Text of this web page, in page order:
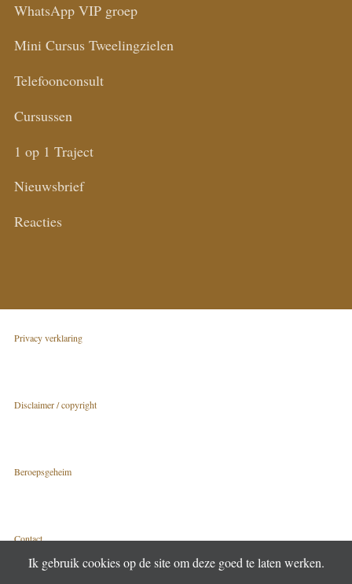
WhatsApp VIP groep
Mini Cursus Tweelingzielen
Telefoonconsult
Cursussen
1 op 1 Traject
Nieuwsbrief
Reacties
Privacy verklaring
Disclaimer / copyright
Beroepsgeheim
Contact
Ik gebruik cookies op de site om deze goed te laten werken.